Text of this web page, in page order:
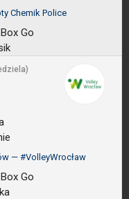
Chemik Police
Go
— #VolleyWrocław
Go